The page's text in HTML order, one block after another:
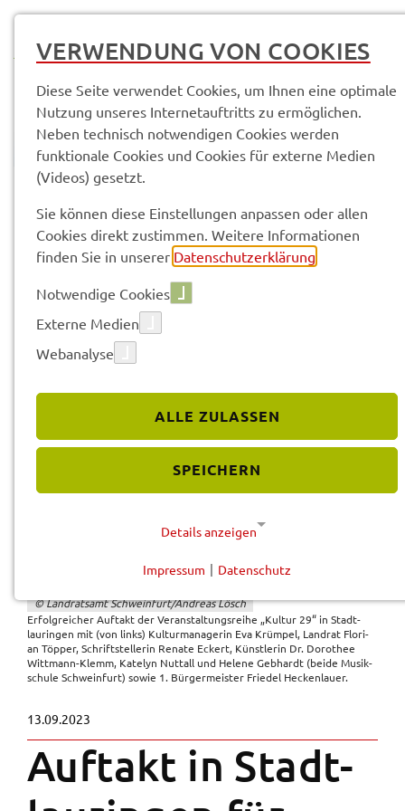
Vorle­sen
© Land­rats­amt Schwein­furt/Andre­as Lösch
Erfolg­rei­cher Auftakt der Veran­stal­tungs­rei­he „Kultur 29“ in Stadt­
lau­rin­gen mit (von links) Kultur­ma­na­ge­rin Eva Krüm­pel, Land­rat Flori­
an Töpper, Schrift­stel­le­rin Rena­te Eckert, Künst­le­rin Dr. Doro­thee
Witt­mann-Klemm, Kate­lyn Nuttall und Hele­ne Gebhardt (beide Musik­
schu­le Schwein­furt) sowie 1. Bürger­meis­ter Frie­del Hecken­lau­er.
13.09.2023
Auftakt in Stadt­
VERWENDUNG VON COOKIES
Diese Seite verwendet Cookies, um Ihnen eine optimale
Nutzung unseres Internetauftritts zu ermöglichen.
Neben technisch notwendigen Cookies werden
funktionale Cookies und Cookies für externe Medien
(Videos) gesetzt.
Sie können diese Einstellungen anpassen oder allen
Cookies direkt zustimmen. Weitere Informationen
finden Sie in unserer Datenschutzerklärung
Notwendige Cookies
Externe Medien
Webanalyse
ALLE ZULASSEN
SPEICHERN
Details anzeigen
Diese Cookies werden für eine reibungslose
Funktion unserer Website benötigt.
Cookie für Datenschutzhinweise
Name:
Anbieter:
Landratsamt Schweinfurt
Impressum | Datenschutz